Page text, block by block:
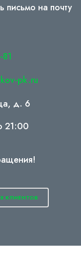
письмо на почту
pk.ru
д. 6
21:00
КЛИЕНТОВ